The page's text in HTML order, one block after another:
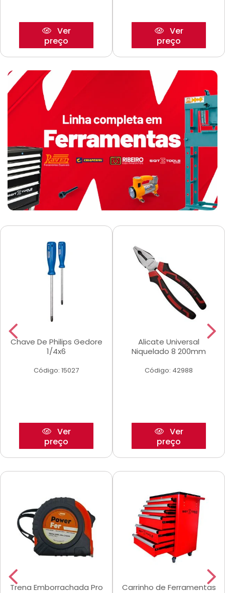
Ver
preço
Ver
preço
Chave De Philips Gedore
1/4x6
Código: 15027
Ver
preço
Alicate Universal
Niquelado 8 200mm
Código: 42988
Ver
preço
Trena Emborrachada Pro
Carrinho de Ferramentas